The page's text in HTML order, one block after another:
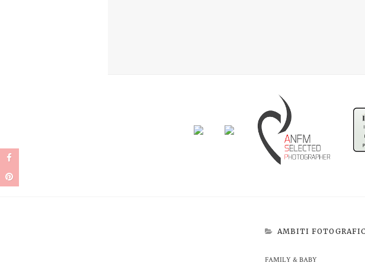
AMBITI
FAMILY & BABY